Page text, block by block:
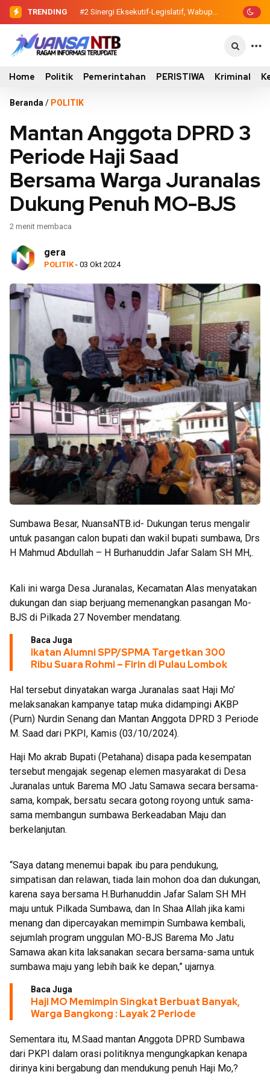
TRENDING #2 Sinergi Eksekutif-Legislatif, Wabup
Ansori Serahkan Tujuh Kontainer
Home Politik Pemerintahan PERISTIWA Kriminal
Beranda / POLITIK
Mantan Anggota DPRD 3
Periode Haji Saad
Bersama Warga Juranalas
Dukung Penuh MO-BJS
2 menit membaca
gera
POLITIK - 03 Okt 2024
Sumbawa Besar, NuansaNTB.id- Dukungan terus mengalir
untuk pasangan calon bupati dan wakil bupati sumbawa, Drs
H Mahmud Abdullah – H Burhanuddin Jafar Salam SH MH,.
Kali ini warga Desa Juranalas, Kecamatan Alas menyatakan
dukungan dan siap berjuang memenangkan pasangan Mo-
BJS di Pilkada 27 November mendatang.
Baca Juga
Ikatan Alumni SPP/SPMA Targetkan 300
Ribu Suara Rohmi – Firin di Pulau Lombok
Hal tersebut dinyatakan warga Juranalas saat Haji Mo’
melaksanakan kampanye tatap muka didampingi AKBP
(Purn) Nurdin Senang dan Mantan Anggota DPRD 3 Periode
M. Saad dari PKPI, Kamis (03/10/2024).
Haji Mo akrab Bupati (Petahana) disapa pada kesempatan
tersebut mengajak segenap elemen masyarakat di Desa
Juranalas untuk Barema MO Jatu Samawa secara bersama-
sama, kompak, bersatu secara gotong royong untuk sama-
sama membangun sumbawa Berkeadaban Maju dan
berkelanjutan.
“Saya datang menemui bapak ibu para pendukung,
simpatisan dan relawan, tiada lain mohon doa dan dukungan,
karena saya bersama H.Burhanuddin Jafar Salam SH MH
maju untuk Pilkada Sumbawa, dan In Shaa Allah jika kami
menang dan dipercayakan memimpin Sumbawa kembali,
sejumlah program unggulan MO-BJS Barema Mo Jatu
Samawa akan kita laksanakan secara bersama-sama untuk
sumbawa maju yang lebih baik ke depan,” ujarnya.
Baca Juga
Haji MO Memimpin Singkat Berbuat Banyak,
Warga Bangkong : Layak 2 Periode
Sementara itu, M.Saad mantan Anggota DPRD Sumbawa
dari PKPI dalam orasi politiknya mengungkapkan kenapa
dirinya kini bergabung dan mendukung penuh Haji Mo,?